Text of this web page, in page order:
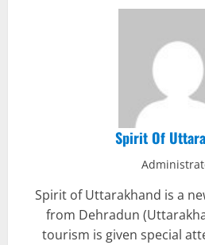
Spirit Of
Spirit of Uttarakhand is a
from Dehradun
tourism is given special